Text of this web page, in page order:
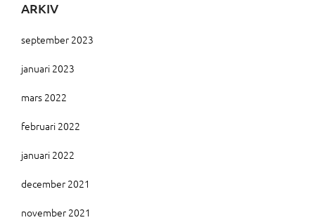
ARKIV
september 2023
januari 2023
mars 2022
februari 2022
januari 2022
december 2021
november 2021